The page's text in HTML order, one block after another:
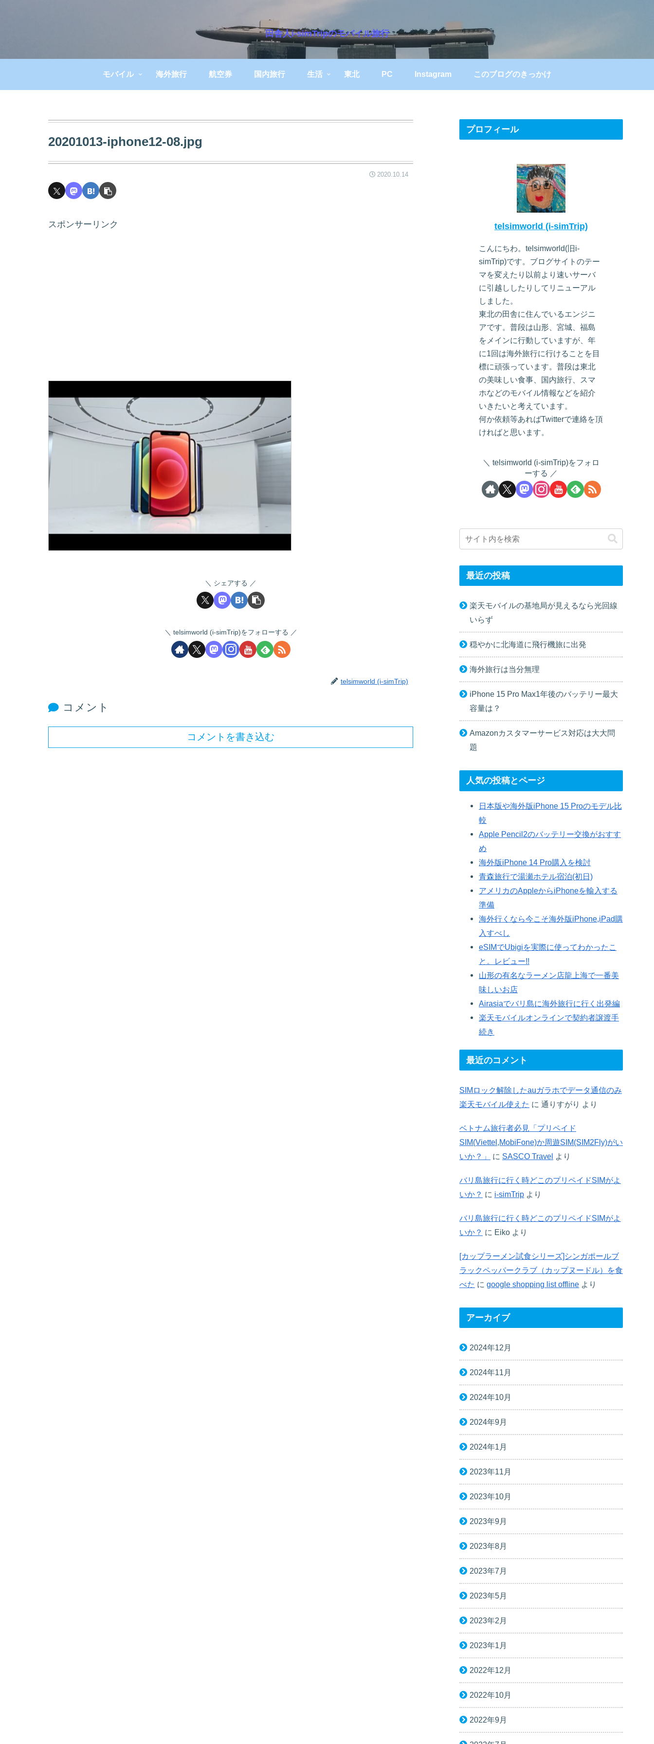
田舎人i-simTripのモバイル旅行
モバイル 海外旅行 航空券 国内旅行 生活 東北 PC Instagram このブログのきっかけ
20201013-iphone12-08.jpg
2020.10.14
スポンサーリンク
シェアする
telsimworld (i-simTrip)をフォローする
telsimworld (i-simTrip)
コメント
コメントを書き込む
プロフィール
telsimworld (i-simTrip)
こんにちわ。telsimworld(旧i-
simTrip)です。ブログサイトのテー
マを変えたり以前より速いサーバ
に引越ししたりしてリニューアル
しました。
東北の田舎に住んでいるエンジニ
アです。普段は山形、宮城、福島
をメインに行動していますが、年
に1回は海外旅行に行けることを目
標に頑張っています。普段は東北
の美味しい食事、国内旅行、スマ
ホなどのモバイル情報などを紹介
いきたいと考えています。
何か依頼等あればTwitterで連絡を頂
ければと思います。
telsimworld (i-simTrip)をフォロ
ーする
最近の投稿
楽天モバイルの基地局が見えるなら光回線
いらず
穏やかに北海道に飛行機旅に出発
海外旅行は当分無理
iPhone 15 Pro Max1年後のバッテリー最大
容量は？
Amazonカスタマーサービス対応は大大問
題
人気の投稿とページ
日本版や海外版iPhone 15 Proのモデル比
較
Apple Pencil2のバッテリー交換がおすす
め
海外版iPhone 14 Pro購入を検討
青森旅行で湯瀬ホテル宿泊(初日)
アメリカのAppleからiPhoneを輸入する
準備
海外行くなら今こそ海外版iPhone,iPad購
入すべし
eSIMでUbigiを実際に使ってわかったこ
と。レビュー!!
山形の有名なラーメン店龍上海で一番美
味しいお店
Airasiaでバリ島に海外旅行に行く出発編
楽天モバイルオンラインで契約者譲渡手
続き
最近のコメント
SIMロック解除したauガラホでデータ通信のみ
楽天モバイル使えた に 通りすがり より
ベトナム旅行者必見「プリペイド
SIM(Viettel,MobiFone)か周遊SIM(SIM2Fly)がい
いか？」
に SASCO Travel より
バリ島旅行に行く時どこのプリペイドSIMがよ
いか？ に i-simTrip より
バリ島旅行に行く時どこのプリペイドSIMがよ
いか？ に Eiko より
[カップラーメン試食シリーズ]シンガポールブ
ラックペッパークラブ（カップヌードル）を食
べた に google shopping list offline より
アーカイブ
2024年12月
2024年11月
2024年10月
2024年9月
2024年1月
2023年11月
2023年10月
2023年9月
2023年8月
2023年7月
2023年5月
2023年2月
2023年1月
2022年12月
2022年10月
2022年9月